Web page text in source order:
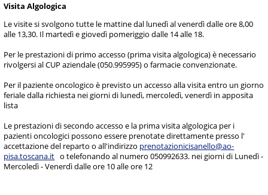
Visita Algologica
Le visite si svolgono tutte le mattine dal lunedì al venerdì dalle ore 8,00
alle 13,30. Il martedì e giovedì pomeriggio dalle 14 alle 18.
Per le prestazioni di primo accesso (prima visita algologica) è necessario
rivolgersi al CUP aziendale (050.995995) o farmacie convenzionate.
Per il paziente oncologico è previsto un accesso alla visita entro un giorno
feriale dalla richiesta nei giorni di lunedì, mercoledì, venerdì in apposita
lista
Le prestazioni di secondo accesso e la prima visita algologica per i
pazienti oncologici possono essere prenotate direttamente presso l'
accettazione del reparto o all'indirizzo prenotazionicisanello@ao-
pisa.toscana.it o telefonando al numero 050992633. nei giorni di Lunedì -
Mercoledì - Venerdì dalle ore 10 alle ore 12